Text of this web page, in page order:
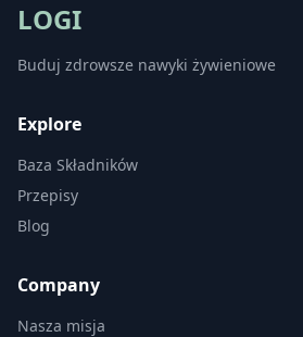
LOGI
Buduj zdrowsze nawyki żywieniowe
Explore
Baza Składników
Przepisy
Blog
Company
Nasza misja